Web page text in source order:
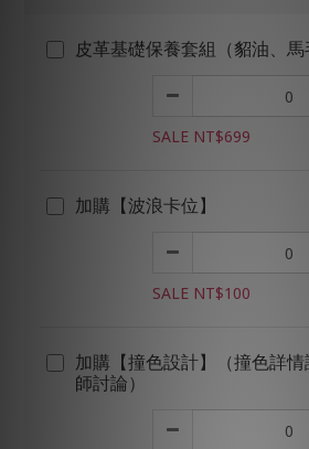
皮革基礎保養套組（貂油、馬
SALE NT$699
加購【波浪卡位】
SALE NT$100
加購【撞色設計】（撞色詳
師討論）